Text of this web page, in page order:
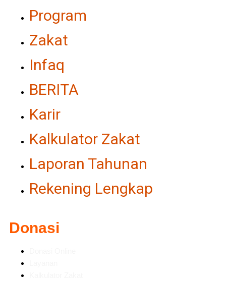
Program
Zakat
Infaq
BERITA
Karir
Kalkulator Zakat
Laporan Tahunan
Rekening Lengkap
Donasi